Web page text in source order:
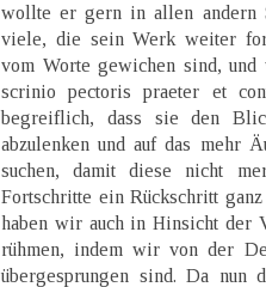
wollte er gern in allen andern
viele, die sein Werk weiter
vom Worte gewichen sind,
scrinio pectoris praeter et
begreiflich, dass sie den
abzulenken und auf das mehr
suchen, damit diese nicht
Fortschritte ein Rückschritt
haben wir auch in Hinsicht der
rühmen, indem wir von der
übergesprungen sind. Da nun